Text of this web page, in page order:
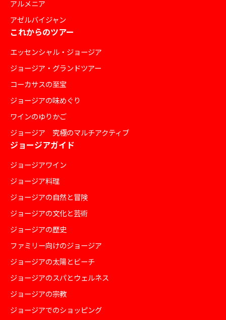
アルメニア
アゼルバイジャン
これからのツアー
エッセンシャル・ジョージア
ジョージア・グランドツアー
コーカサスの至宝
ジョージアの味めぐり
ワインのゆりかご
ジョージア 究極のマルチアクティブ
ジョージアガイド
ジョージアワイン
ジョージア料理
ジョージアの自然と冒険
ジョージアの文化と芸術
ジョージアの歴史
ファミリー向けのジョージア
ジョージアの太陽とビーチ
ジョージアのスパとウェルネス
ジョージアの宗教
ジョージアでのショッピング